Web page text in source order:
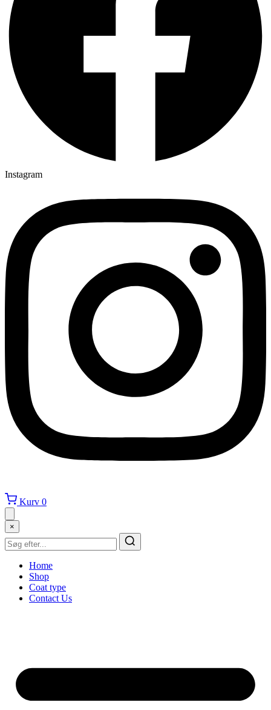
Instagram
Kurv 0
×
Home
Shop
Coat type
Contact Us